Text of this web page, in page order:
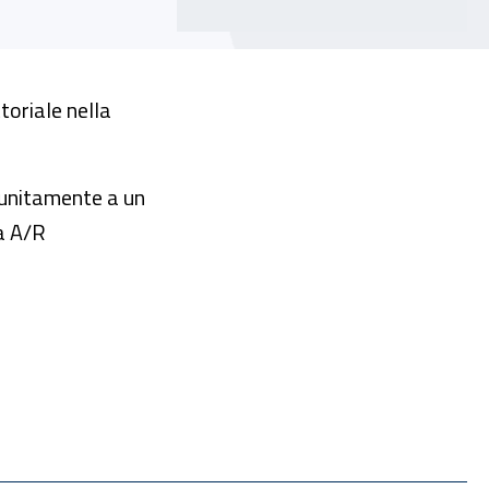
nella
a un
A/R